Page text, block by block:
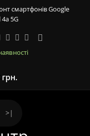
смартфонів Google
4a 5G
грн.
>|